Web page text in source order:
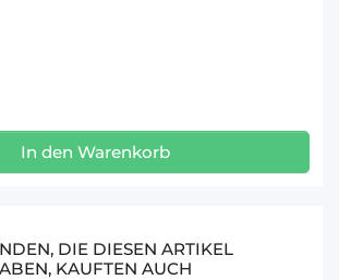
In den Warenkorb
DIE DIESEN ARTIKEL
KAUFTEN AUCH